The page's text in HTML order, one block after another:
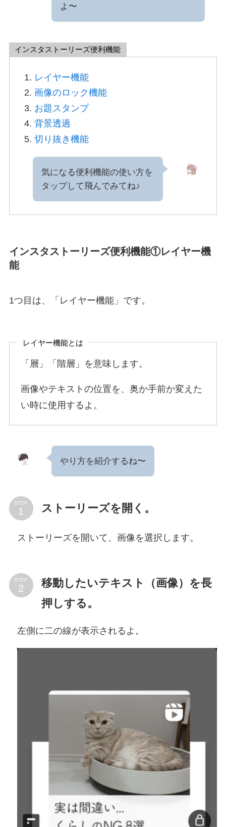
よ〜
インスタストーリーズ便利機能
レイヤー機能
画像のロック機能
お題スタンプ
背景透過
切り抜き機能
気になる便利機能の使い方を
タップして飛んでみてね♪
インスタストーリーズ便利機能①レイヤー機
能
1つ目は、「レイヤー機能」です。
レイヤー機能とは
「層」「階層」を意味します。
画像やテキストの位置を、奥か手前か変えた
い時に使用するよ。
やり方を紹介するね〜
STEP ストーリーズを開く。
ストーリーズを開いて、画像を選択します。
STEP
移動したいテキスト（画像）を長
押しする。
左側に二の線が表示されるよ。